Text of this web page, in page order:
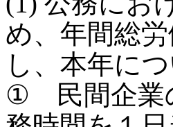
め、年間総
し、本年に
① 民間企業